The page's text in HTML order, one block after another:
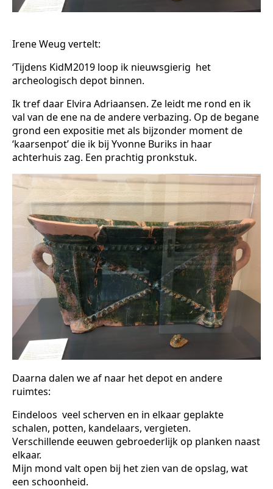
Irene Weug vertelt:
‘Tijdens KidM2019 loop ik nieuwsgierig het
archeologisch depot binnen.
Ik tref daar Elvira Adriaansen. Ze leidt me rond en ik
val van de ene na de andere verbazing. Op de begane
grond een expositie met als bijzonder moment de
‘kaarsenpot’ die ik bij Yvonne Buriks in haar
achterhuis zag. Een prachtig pronkstuk.
Daarna dalen we af naar het depot en andere
ruimtes:
Eindeloos veel scherven en in elkaar geplakte
schalen, potten, kandelaars, vergieten.
Verschillende eeuwen gebroederlijk op planken naast
elkaar.
Mijn mond valt open bij het zien van de opslag, wat
een schoonheid.